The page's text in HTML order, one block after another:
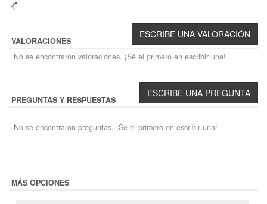
VALORACIONES
No se encontraron valoraciones. ¡Sé el primero en escribir una!
PREGUNTAS Y RESPUESTAS
No se encontraron preguntas. ¡Sé el primero en escribir una!
MÁS OPCIONES